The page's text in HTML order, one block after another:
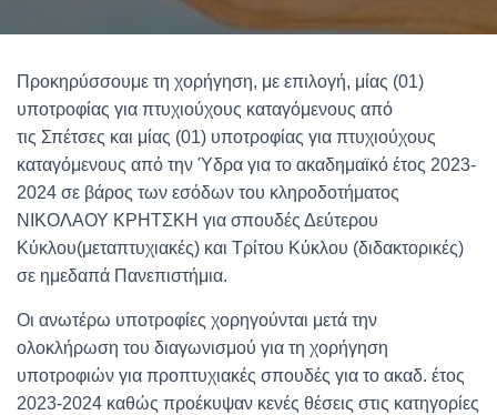
Προκηρύσσουμε τη χορήγηση, με επιλογή, μίας (01)
υποτροφίας για πτυχιούχους καταγόμενους από
τις Σπέτσες και μίας (01) υποτροφίας για πτυχιούχους
καταγόμενους από την Ύδρα για το ακαδημαϊκό έτος 2023-
2024 σε βάρος των εσόδων του κληροδοτήματος
ΝΙΚΟΛΑΟΥ ΚΡΗΤΣΚΗ για σπουδές Δεύτερου
Κύκλου(μεταπτυχιακές) και Τρίτου Κύκλου (διδακτορικές)
σε ημεδαπά Πανεπιστήμια.
Oι ανωτέρω υποτροφίες χορηγούνται μετά την
ολοκλήρωση του διαγωνισμού για τη χορήγηση
υποτροφιών για προπτυχιακές σπουδές για το ακαδ. έτος
2023-2024 καθώς προέκυψαν κενές θέσεις στις κατηγορίες